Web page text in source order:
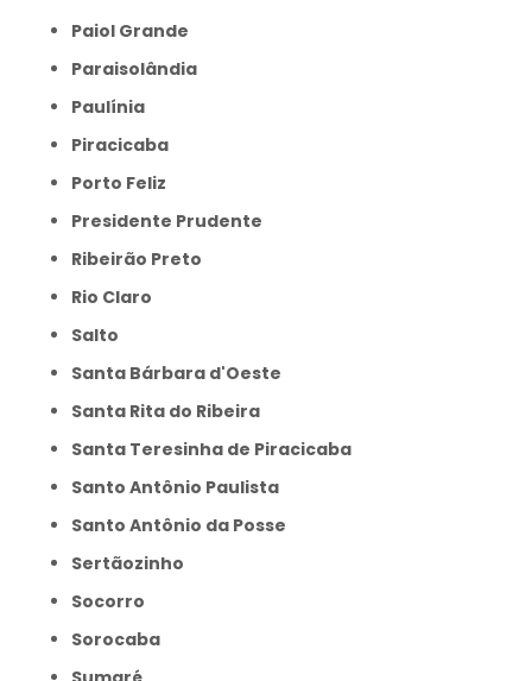
Paiol Grande
Paraisolândia
Paulínia
Piracicaba
Porto Feliz
Presidente Prudente
Ribeirão Preto
Rio Claro
Salto
Santa Bárbara d'Oeste
Santa Rita do Ribeira
Santa Teresinha de Piracicaba
Santo Antônio Paulista
Santo Antônio da Posse
Sertãozinho
Socorro
Sorocaba